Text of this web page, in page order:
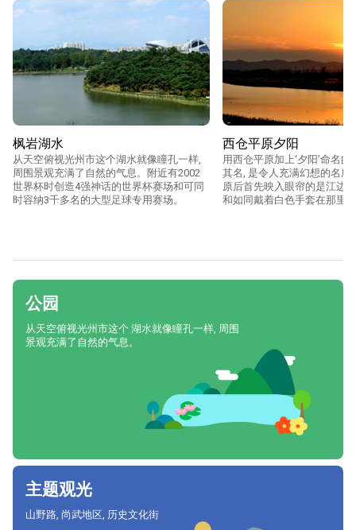
枫岩湖水
从天空俯视光州市这个湖水就像瞳孔一样,
周围景观充满了自然的气息。附近有2002
世界杯时创造4强神话的世界杯赛场和可同
时容纳3千多名的大型足球专用赛场。
西仓平原夕阳
用西仓平原加上‘夕阳’命名
其名, 是令人充满幻想的名所
原后首先映入眼帘的是江边
和如同戴着白色手套在那里
公园
从天空俯视光州市这个 湖水就像瞳孔一样, 周围
景观充满了自然的气息。
主题观光
山野路, 尚武地区, 历史文化街